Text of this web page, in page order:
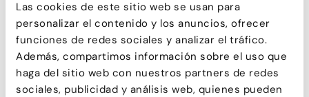
Las cookies de este sitio web se usan para
personalizar el contenido y los anuncios, ofrecer
funciones de redes sociales y analizar el tráfico.
Además, compartimos información sobre el uso que
haga del sitio web con nuestros partners de redes
sociales, publicidad y análisis web, quienes pueden